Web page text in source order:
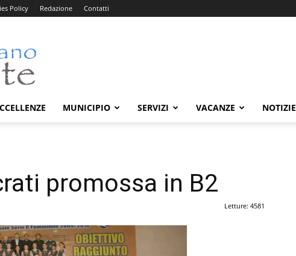
Policy Redazione Contatti
MUNICIPIO SERVIZI VACANZE NOTIZIE
promossa in B2
Letture: 4581